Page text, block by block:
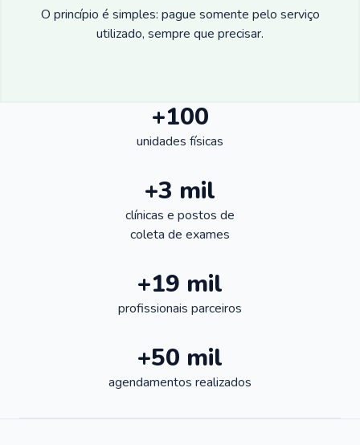
O princípio é simples: pague somente pelo serviço
utilizado, sempre que precisar.
+100
unidades físicas
+3 mil
clínicas e postos de
coleta de exames
+19 mil
profissionais parceiros
+50 mil
agendamentos realizados